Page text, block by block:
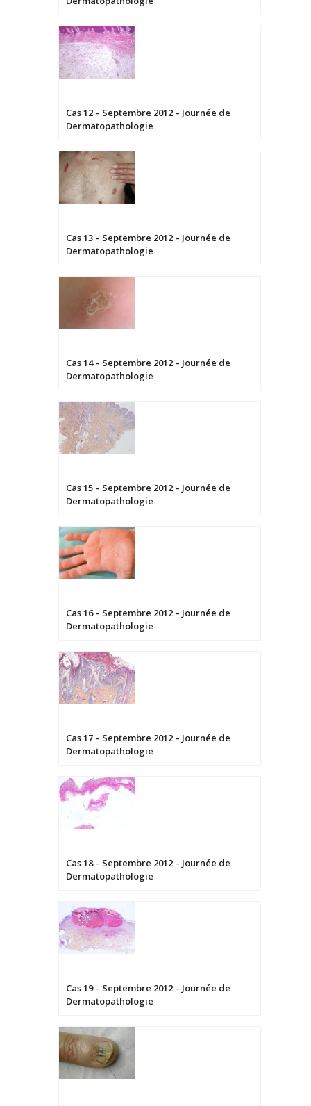
Cas 12 – Septembre 2012 – Journée de
Dermatopathologie
Cas 13 – Septembre 2012 – Journée de
Dermatopathologie
Cas 14 – Septembre 2012 – Journée de
Dermatopathologie
Cas 15 – Septembre 2012 – Journée de
Dermatopathologie
Cas 16 – Septembre 2012 – Journée de
Dermatopathologie
Cas 17 – Septembre 2012 – Journée de
Dermatopathologie
Cas 18 – Septembre 2012 – Journée de
Dermatopathologie
Cas 19 – Septembre 2012 – Journée de
Dermatopathologie